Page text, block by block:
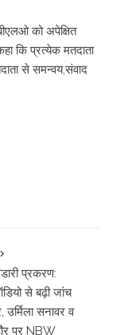
को अपेक्षित
कि प्रत्येक मतदाता
से समन्वय,संवाद
प्रकरण:
से बढ़ी जांच
उर्मिला सनावर व
पर NBW